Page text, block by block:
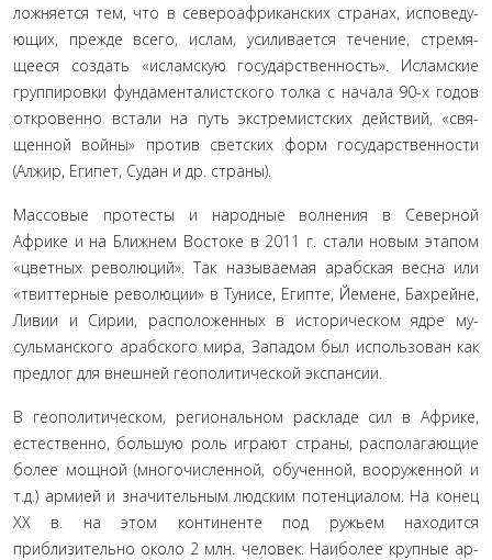
ложняется тем, что в североафриканских странах, исповеду­
ющих, прежде всего, ислам, усиливается течение, стремя­
щееся создать «исламскую государственность». Исламские
группировки фундаменталистского толка с начала 90-х годов
откровенно встали на путь экстремистских действий, «свя­
щенной войны» против светских форм государственности
(Алжир, Египет, Судан и др. страны).
Массовые протесты и народные волнения в Северной
Африке и на Ближнем Востоке в 2011 г. стали новым этапом
«цветных революций». Так называемая арабская весна или
«твиттерные революции» в Тунисе, Египте, Йемене, Бахрей­не,
Ливии и Сирии, расположенных в историческом ядре му­
сульманского арабского мира, Западом был использован как
предлог для внешней геополитической экспансии.
В геополитическом, региональном раскладе сил в Афри­ке,
естественно, большую роль играют страны, располагаю­щие
более мощной (многочисленной, обученной, вооружен­ной и
т.д.) армией и значительным людским потенциалом. На конец
XX в. на этом континенте под ружьем находится
приблизительно около 2 млн. человек. Наиболее крупные ар­